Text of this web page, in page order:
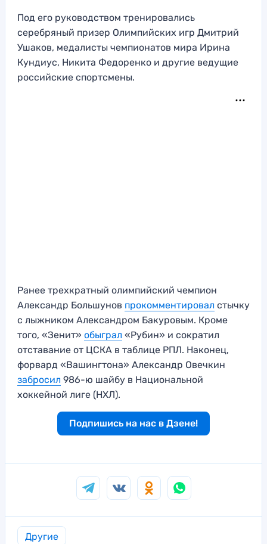
Под его руководством тренировались
серебряный призер Олимпийских игр Дмитрий
Ушаков, медалисты чемпионатов мира Ирина
Кундиус, Никита Федоренко и другие ведущие
российские спортсмены.
Ранее трехкратный олимпийский чемпион
Александр Большунов прокомментировал стычку
с лыжником Александром Бакуровым. Кроме
того, «Зенит» обыграл «Рубин» и сократил
отставание от ЦСКА в таблице РПЛ. Наконец,
форвард «Вашингтона» Александр Овечкин
забросил 986-ю шайбу в Национальной
хоккейной лиге (НХЛ).
Подпишись на нас в Дзене!
Другие